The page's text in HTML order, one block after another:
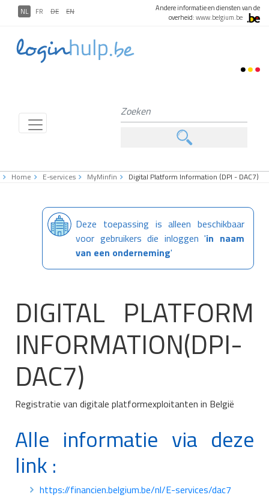
NL FR DE EN
Andere informatie en diensten van de
overheid:www.belgium.be
Home E-services MyMinfin Digital Platform Information (DPI - DAC7)
Deze toepassing is alleen beschikbaar
voor gebruikers die inloggen 'in naam
van een onderneming'
DIGITAL PLATFORM
INFORMATION(DPI-
DAC7)
Registratie van digitale platformexploitanten in België
Alle informatie via deze
link :
https://financien.belgium.be/nl/E-services/dac7